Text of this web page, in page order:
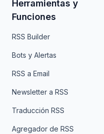
Herramientas y
Funciones
RSS Builder
Bots y Alertas
RSS a Email
Newsletter a RSS
Traducción RSS
Agregador de RSS